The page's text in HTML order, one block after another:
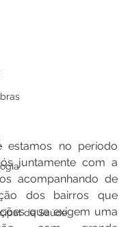
de Saúde
estamos no período
juntamente com a
acompanhando de
dos bairros que
que exigem uma